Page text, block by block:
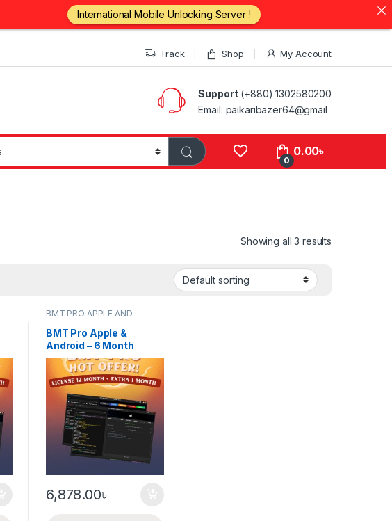
Track Shop My Account
Support(+880) 1302580200
Email: paikaribazer64@gmail
0
0.00৳
Showing all 3 results
BMT PRO APPLE AND
BMT Pro Apple &
Android – 6 Month
Activation
6,878.00৳
International Mobile Unlocking Server !